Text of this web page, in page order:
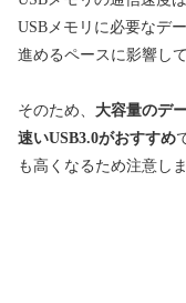
USBメモリに必要なデ
進めるペースに影響し
そのため、 大容量のデ
速いUSB3.0がおすすめ
も高くなるため注意し